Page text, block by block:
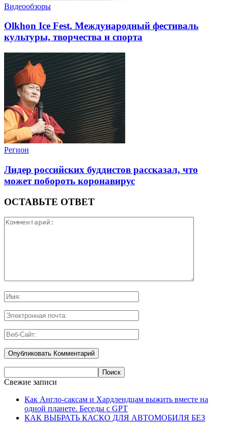
Видеообзоры
Olkhon Ice Fest. Международный фестиваль
культуры, творчества и спорта
Регион
Лидер российских буддистов рассказал, что
может побороть коронавирус
ОСТАВЬТЕ ОТВЕТ
Свежие записи
Как Англо-саксам и Хардлендцам выжить вместе на
одной планете. Беседы с GPT
КАК ВЫБРАТЬ КАСКО ДЛЯ АВТОМОБИЛЯ БЕЗ